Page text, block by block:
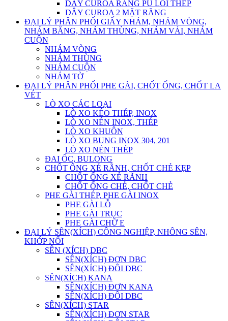
DÂY CUROA RĂNG PU LÕI THÉP
DÂY CUROA 2 MẶT RĂNG
ĐẠI LÝ PHÂN PHỐI GIẤY NHÁM, NHÁM VÒNG,
NHÁM BĂNG, NHÁM THÙNG, NHÁM VẢI, NHÁM
CUỘN
NHÁM VÒNG
NHÁM THÙNG
NHÁM CUỘN
NHÁM TỜ
ĐẠI LÝ PHÂN PHỐI PHE GÀI, CHỐT ỐNG, CHỐT LA
VÉT
LÒ XO CÁC LOẠI
LÒ XO KÉO THÉP, INOX
LÒ XO NÉN INOX, THÉP
LÒ XO KHUÔN
LÒ XO BUNG INOX 304, 201
LÒ XO NÉN THÉP
ĐAI ỐC, BULONG
CHỐT ỐNG XẺ RÃNH, CHỐT CHẺ KẸP
CHỐT ỐNG XẺ RÃNH
CHỐT ỐNG CHẺ, CHỐT CHẺ
PHE GÀI THÉP, PHE GÀI INOX
PHE GÀI LỖ
PHE GÀI TRỤC
PHE GÀI CHỮ E
ĐẠI LÝ SÊN(XÍCH) CÔNG NGHIỆP, NHÔNG SÊN,
KHỚP NỐI
SÊN (XÍCH) DBC
SÊN(XÍCH) ĐƠN DBC
SÊN(XÍCH) ĐÔI DBC
SÊN(XÍCH) KANA
SÊN(XÍCH) ĐƠN KANA
SÊN(XÍCH) ĐÔI DBC
SÊN(XÍCH) STAR
SÊN(XÍCH) ĐƠN STAR